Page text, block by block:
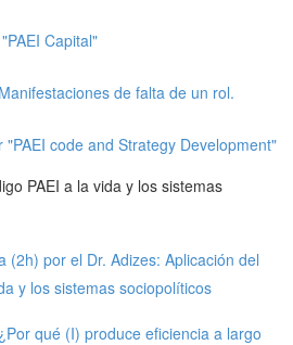
Capital"
de falta de un rol.
"PAEI code and Strategy Development"
PAEI a la vida y los sistemas
(2h) por el Dr. Adizes: Aplicación del
y los sistemas sociopolíticos
qué (I) produce eficiencia a largo